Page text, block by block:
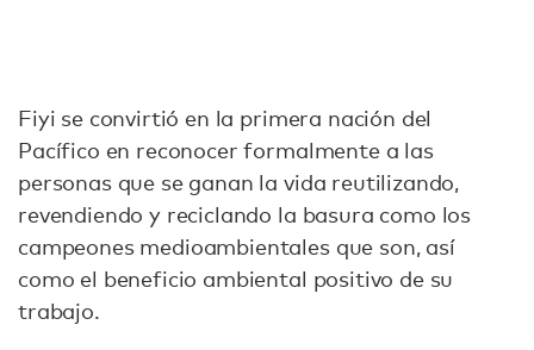
Fiyi se convirtió en la primera nación del
Pacífico en reconocer formalmente a las
personas que se ganan la vida reutilizando,
revendiendo y reciclando la basura como los
campeones medioambientales que son, así
como el beneficio ambiental positivo de su
trabajo.